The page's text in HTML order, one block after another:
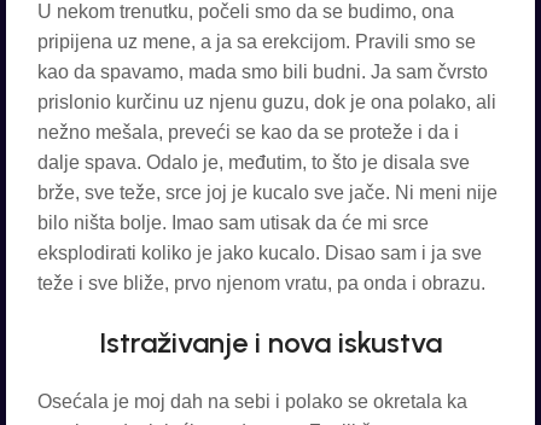
U nekom trenutku, počeli smo da se budimo, ona
pripijena uz mene, a ja sa erekcijom. Pravili smo se
kao da spavamo, mada smo bili budni. Ja sam čvrsto
prislonio kurčinu uz njenu guzu, dok je ona polako, ali
nežno mešala, preveći se kao da se proteže i da i
dalje spava. Odalo je, međutim, to što je disala sve
brže, sve teže, srce joj je kucalo sve jače. Ni meni nije
bilo ništa bolje. Imao sam utisak da će mi srce
eksplodirati koliko je jako kucalo. Disao sam i ja sve
teže i sve bliže, prvo njenom vratu, pa onda i obrazu.
Istraživanje i nova iskustva
Osećala je moj dah na sebi i polako se okretala ka